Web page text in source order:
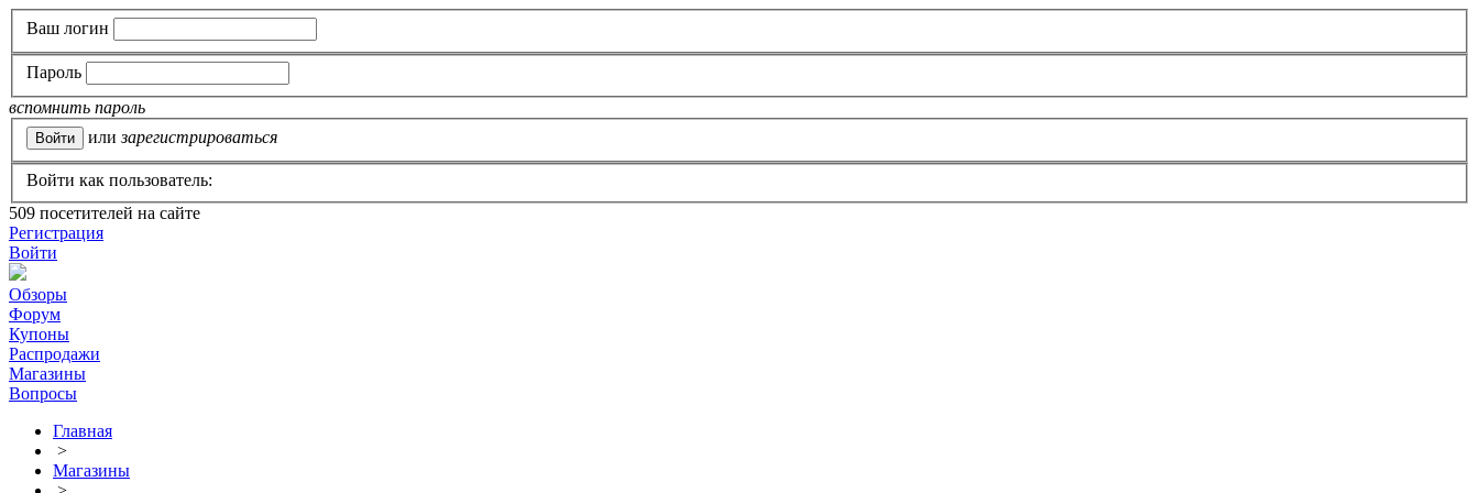
Ваш логин
Пароль
вспомнить пароль
или зарегистрироваться
Войти как пользователь:
509 посетителей на сайте
Регистрация
Войти
Обзоры
Форум
Купоны
Распродажи
Магазины
Вопросы
Главная
>
Магазины